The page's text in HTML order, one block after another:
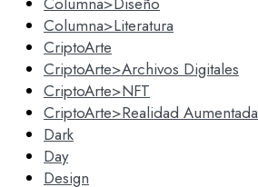
Columna>Literatura
CriptoArte
CriptoArte>Archivos Digitales
CriptoArte>NFT
CriptoArte>Realidad Aumentada
Dark
Day
Design